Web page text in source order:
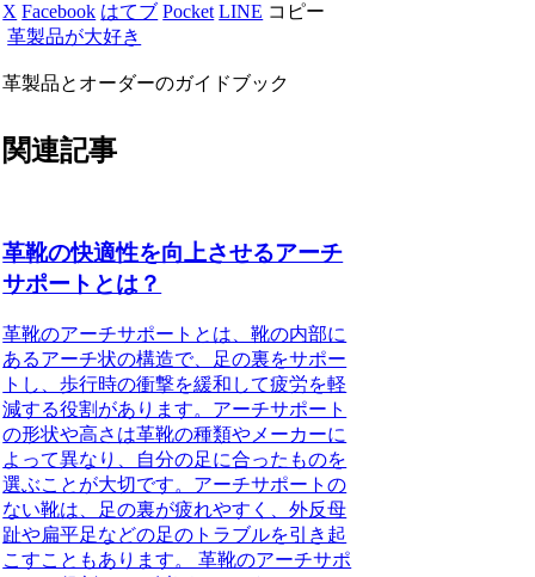
X Facebook はてブ Pocket LINE コピー
革製品が大好き
革製品とオーダーのガイドブック
関連記事
革靴の快適性を向上させるアーチ
サポートとは？
革靴のアーチサポートとは、靴の内部に
あるアーチ状の構造で、足の裏をサポー
トし、歩行時の衝撃を緩和して疲労を軽
減する役割があります。アーチサポート
の形状や高さは革靴の種類やメーカーに
よって異なり、自分の足に合ったものを
選ぶことが大切です。アーチサポートの
ない靴は、足の裏が疲れやすく、外反母
趾や扁平足などの足のトラブルを引き起
こすこともあります。 革靴のアーチサポ